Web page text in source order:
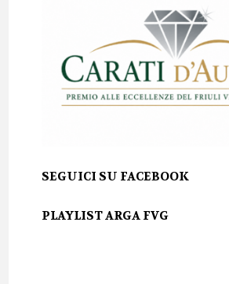
SEGUICI SU FACEBOOK
PLAYLIST ARGA FVG